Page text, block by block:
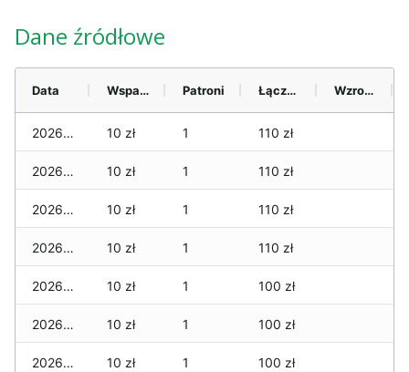
Dane źródłowe
Data Wsparcie Patroni Łącznie Wzrost (28 dni)
2026-08-06 10 zł 1 110 zł
2026-08-05 10 zł 1 110 zł
2026-08-04 10 zł 1 110 zł
2026-08-03 10 zł 1 110 zł
2026-08-02 10 zł 1 100 zł
2026-08-01 10 zł 1 100 zł
2026-07-31 10 zł 1 100 zł